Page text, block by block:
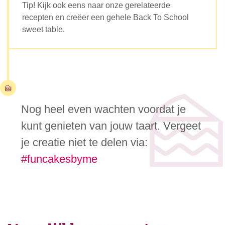
Tip! Kijk ook eens naar onze gerelateerde
recepten en creëer een gehele Back To School
sweet table.
Nog heel even wachten voordat je
kunt genieten van jouw taart. Vergeet
je creatie niet te delen via:
#funcakesbyme